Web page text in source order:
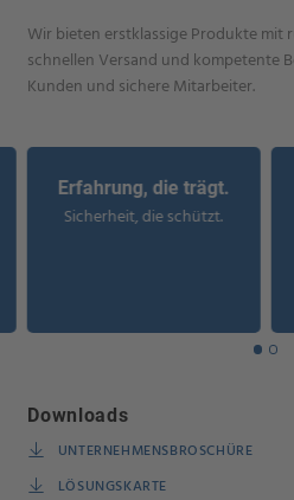
Wir bieten erstklassige Produkte mit
schnellen Versand und kompetente
Kunden und sichere Mitarbeiter.
Erfahrung, die trägt.
Sicherheit, die schützt.
Downloads
UNTERNEHMENSBROSCHÜRE
LÖSUNGSKARTE